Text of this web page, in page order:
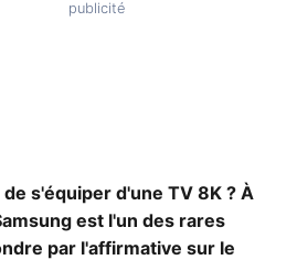
s'équiper d'une TV 8K ? À
est l'un des rares
par l'affirmative sur le